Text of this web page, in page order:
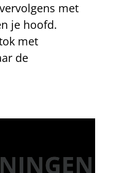
met
je hoofd.
met
de